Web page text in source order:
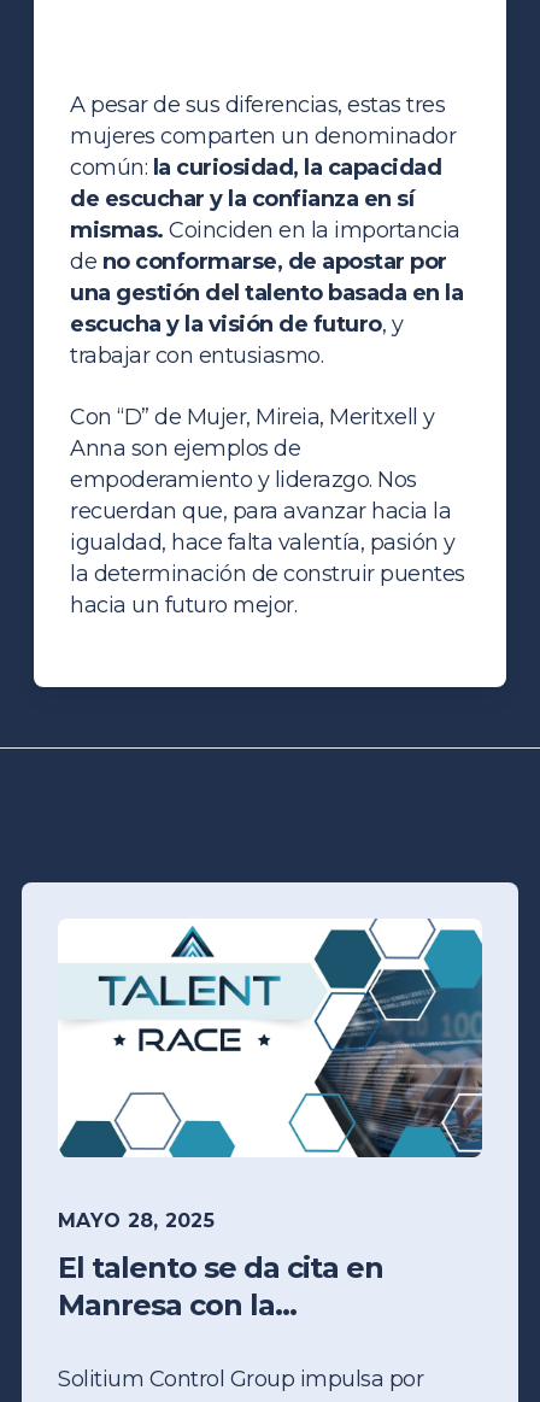
A pesar de sus diferencias, estas tres
mujeres comparten un denominador
común: la curiosidad, la capacidad
de escuchar y la confianza en sí
mismas. Coinciden en la importancia
de no conformarse, de apostar por
una gestión del talento basada en la
escucha y la visión de futuro, y
trabajar con entusiasmo.
Con “D” de Mujer, Mireia, Meritxell y
Anna son ejemplos de
empoderamiento y liderazgo. Nos
recuerdan que, para avanzar hacia la
igualdad, hace falta valentía, pasión y
la determinación de construir puentes
hacia un futuro mejor.
MAYO 28, 2025
El talento se da cita en
Manresa con la...
Solitium Control Group impulsa por